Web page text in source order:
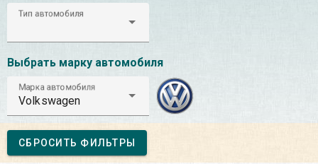
Тип автомобиля
Выбрать марку автомобиля
Марка автомобиля
Volkswagen
СБРОСИТЬ ФИЛЬТРЫ